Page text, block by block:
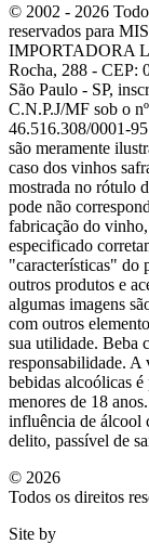
© 2002 - 2026
reservados para
IMPORTADORA
Rocha, 288 - CEP:
São Paulo - SP,
C.N.P.J/MF sob o nº
46.516.308/0001-
são meramente
caso dos vinhos
mostrada no rótulo
pode não
fabricação do vinho,
especificado
"características" do
outros produtos e
algumas imagens
com outros
sua utilidade. Beba
responsabilidade. A
bebidas alcoólicas
menores de 18
influência de álcool
delito, passível de
© 2026
Todos os direitos
Site by